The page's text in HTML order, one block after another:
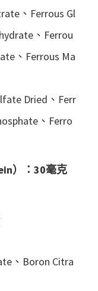
、Ferrous Gl
、Ferrou
、Ferrous Ma
Dried、Ferr
、Ferro
）：30毫克
、Boron Citra